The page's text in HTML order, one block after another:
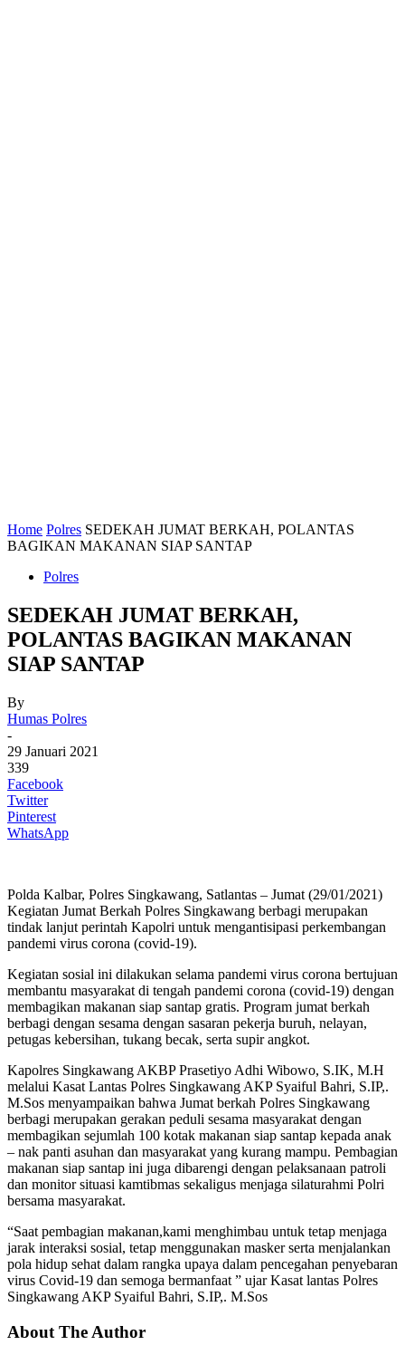
Home Polres SEDEKAH JUMAT BERKAH, POLANTAS
BAGIKAN MAKANAN SIAP SANTAP
Polres
SEDEKAH JUMAT BERKAH,
POLANTAS BAGIKAN MAKANAN
SIAP SANTAP
By
Humas Polres
-
29 Januari 2021
339
Facebook
Twitter
Pinterest
WhatsApp
Polda Kalbar, Polres Singkawang, Satlantas – Jumat (29/01/2021)
Kegiatan Jumat Berkah Polres Singkawang berbagi merupakan
tindak lanjut perintah Kapolri untuk mengantisipasi perkembangan
pandemi virus corona (covid-19).
Kegiatan sosial ini dilakukan selama pandemi virus corona bertujuan
membantu masyarakat di tengah pandemi corona (covid-19) dengan
membagikan makanan siap santap gratis. Program jumat berkah
berbagi dengan sesama dengan sasaran pekerja buruh, nelayan,
petugas kebersihan, tukang becak, serta supir angkot.
Kapolres Singkawang AKBP Prasetiyo Adhi Wibowo, S.IK, M.H
melalui Kasat Lantas Polres Singkawang AKP Syaiful Bahri, S.IP,.
M.Sos menyampaikan bahwa Jumat berkah Polres Singkawang
berbagi merupakan gerakan peduli sesama masyarakat dengan
membagikan sejumlah 100 kotak makanan siap santap kepada anak
– nak panti asuhan dan masyarakat yang kurang mampu. Pembagian
makanan siap santap ini juga dibarengi dengan pelaksanaan patroli
dan monitor situasi kamtibmas sekaligus menjaga silaturahmi Polri
bersama masyarakat.
“Saat pembagian makanan,kami menghimbau untuk tetap menjaga
jarak interaksi sosial, tetap menggunakan masker serta menjalankan
pola hidup sehat dalam rangka upaya dalam pencegahan penyebaran
virus Covid-19 dan semoga bermanfaat ” ujar Kasat lantas Polres
Singkawang AKP Syaiful Bahri, S.IP,. M.Sos
About The Author